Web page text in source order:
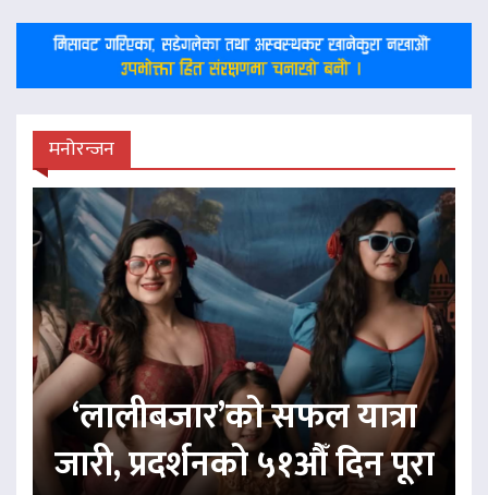
मनोरन्जन
‘लालीबजार’को सफल यात्रा
जारी, प्रदर्शनको ५१औँ दिन पूरा